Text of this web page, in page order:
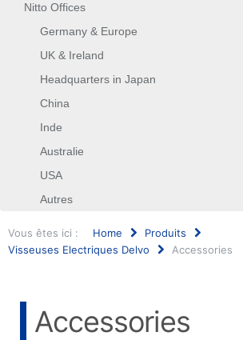
Nitto Offices
Germany & Europe
UK & Ireland
Headquarters in Japan
China
Inde
Australie
USA
Autres
Vous êtes ici : Home
Produits
Visseuses Electriques Delvo
Accessories
Accessories